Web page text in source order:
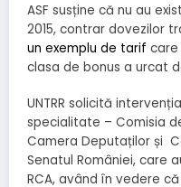
ASF susține că nu au
2015, contrar dovezilor
un exemplu de tarif care
clasa de bonus a urcat
UNTRR solicită
specialitate – Comisia
Camera Deputaților și
Senatul României, care
RCA, având în vedere